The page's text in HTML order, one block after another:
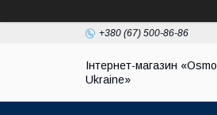
+380 (67) 500-86-86
Інтернет-магазин «Osmo
Ukraine»